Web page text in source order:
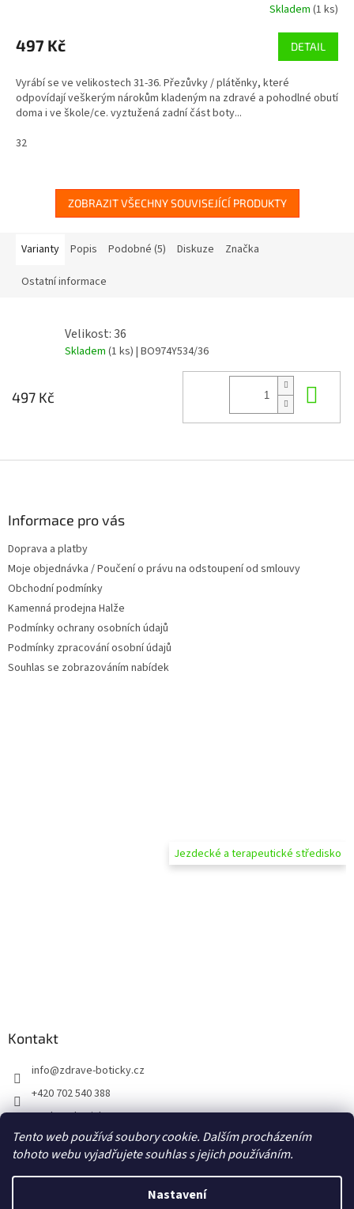
Tento web používá soubory cookie. Dalším procházením
tohoto webu vyjadřujete souhlas s jejich používáním.
Nastavení
Skladem (1 ks)
497 Kč DETAIL
Vyrábí se ve velikostech 31-36. Přezůvky / plátěnky, které
odpovídají veškerým nárokům kladeným na zdravé a pohodlné obutí
doma i ve škole/ce. vyztužená zadní část boty...
32
ZOBRAZIT VŠECHNY SOUVISEJÍCÍ PRODUKTY
Varianty Popis Podobné (5) Diskuze Značka
Ostatní informace
Velikost: 36
Skladem (1 ks) | BO974Y534/36
497 Kč
Informace pro vás
Doprava a platby
Moje objednávka / Poučení o právu na odstoupení od smlouvy
Obchodní podmínky
Kamenná prodejna Halže
Podmínky ochrany osobních údajů
Podmínky zpracování osobní údajů
Souhlas se zobrazováním nabídek
Jezdecké a terapeutické středisko
Kontakt
info@zdrave-boticky.cz
+420 702 540 388
@zdraveboticky
zdraveboticky
Vytvořil Shoptet